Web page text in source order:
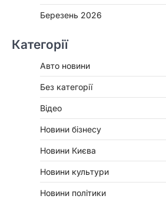
Березень 2026
Категорії
Авто новини
Без категорії
Відео
Новини бізнесу
Новини Києва
Новини культури
Новини політики